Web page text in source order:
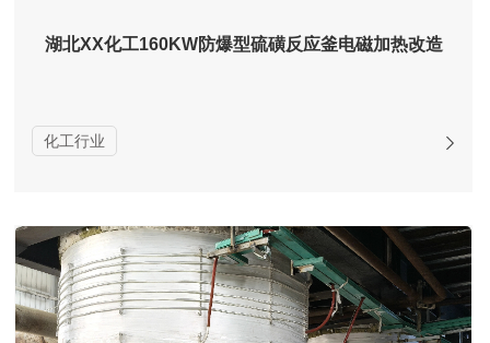
湖北XX化工160KW防爆型硫磺反应釜电磁加热改造
化工行业